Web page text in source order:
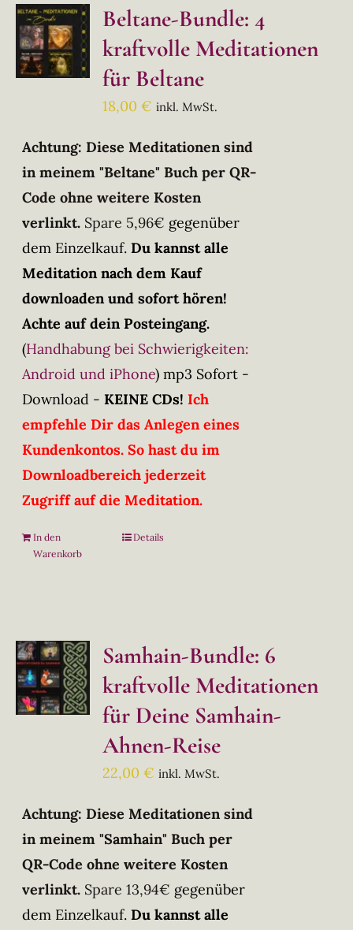
Beltane-Bundle: 4
kraftvolle Meditationen
für Beltane
18,00€ inkl. MwSt.
Achtung: Diese Meditationen sind
in meinem "Beltane" Buch per QR-
Code ohne weitere Kosten
verlinkt. Spare 5,96€ gegenüber
dem Einzelkauf. Du kannst alle
Meditation nach dem Kauf
downloaden und sofort hören!
Achte auf dein Posteingang.
(Handhabung bei Schwierigkeiten:
Android und iPhone) mp3 Sofort -
Download - KEINE CDs! Ich
empfehle Dir das Anlegen eines
Kundenkontos. So hast du im
Downloadbereich jederzeit
Zugriff auf die Meditation.
In den
Warenkorb
Details
Samhain-Bundle: 6
kraftvolle Meditationen
für Deine Samhain-
Ahnen-Reise
22,00€ inkl. MwSt.
Achtung: Diese Meditationen sind
in meinem "Samhain" Buch per
QR-Code ohne weitere Kosten
verlinkt. Spare 13,94€ gegenüber
dem Einzelkauf. Du kannst alle